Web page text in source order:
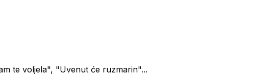
te voljela", "Uvenut će ruzmarin"...